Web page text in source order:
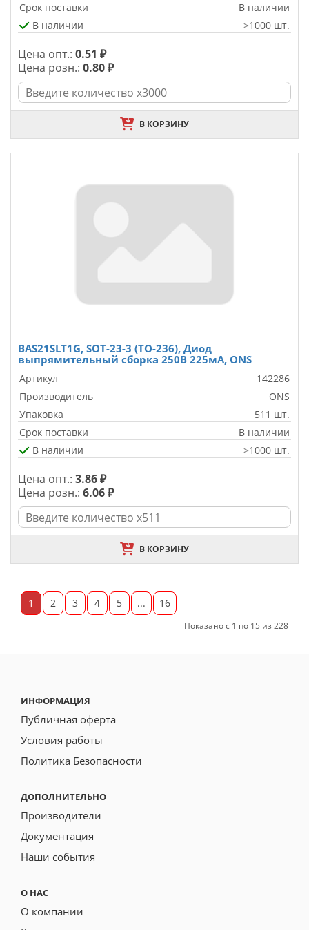
Срок поставки
В наличии
В наличии
>1000 шт.
Цена опт.: 0.51 ₽
Цена розн.: 0.80 ₽
В КОРЗИНУ
BAS21SLT1G, SOT-23-3 (TO-236), Диод
выпрямительный сборка 250В 225мА, ONS
Артикул
142286
Производитель
ONS
Упаковка
511 шт.
Срок поставки
В наличии
В наличии
>1000 шт.
Цена опт.: 3.86 ₽
Цена розн.: 6.06 ₽
В КОРЗИНУ
1 2 3 4 5 ... 16
Показано с 1 по 15 из 228
ИНФОРМАЦИЯ
Публичная оферта
Условия работы
Политика Безопасности
ДОПОЛНИТЕЛЬНО
Производители
Документация
Наши события
О НАС
О компании